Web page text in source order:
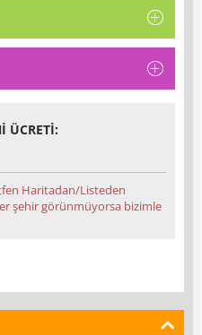
ÜCRETI:
Haritadan/Listeden
şehir görünmüyorsa bizimle